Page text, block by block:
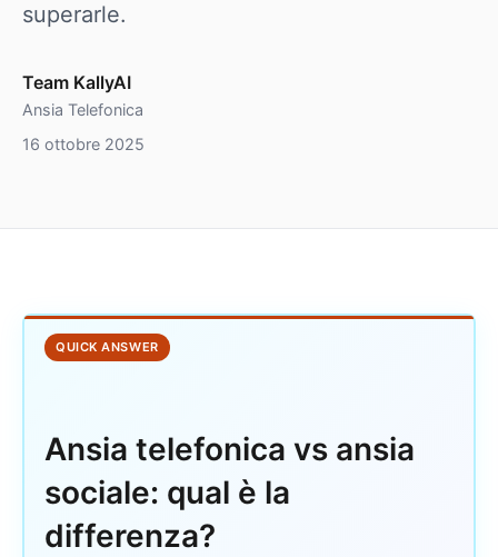
superarle.
Team KallyAI
Ansia Telefonica
16 ottobre 2025
QUICK ANSWER
Ansia telefonica vs ansia
sociale: qual è la
differenza?